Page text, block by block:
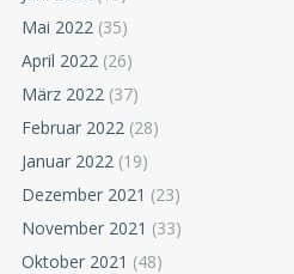
Mai 2022 (35)
April 2022 (26)
März 2022 (37)
Februar 2022 (28)
Januar 2022 (19)
Dezember 2021 (23)
November 2021 (33)
Oktober 2021 (48)